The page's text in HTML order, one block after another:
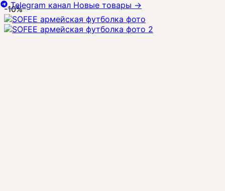
-10%
Telegram канал Новые товары →